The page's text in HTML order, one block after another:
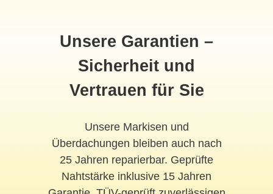
Unsere Garantien –
Sicherheit und
Vertrauen für Sie
Unsere Markisen und
Überdachungen bleiben auch nach
25 Jahren reparierbar. Geprüfte
Nahtstärke inklusive 15 Jahren